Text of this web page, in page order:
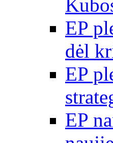
EP
dėl
EP
EP